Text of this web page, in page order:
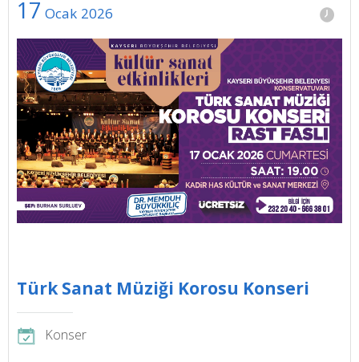
17 Ocak 2026
Türk Sanat Müziği Korosu Konseri
Konser